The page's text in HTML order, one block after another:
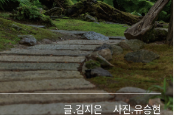
글.김지은 사진.유승현